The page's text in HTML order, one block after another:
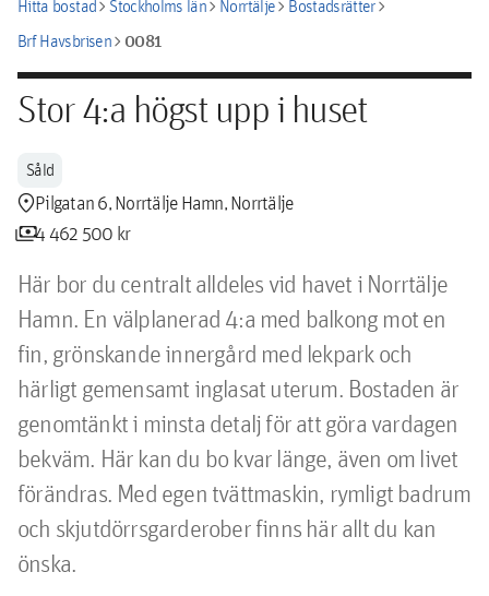
Hitta bostadchevron_rightStockholms länchevron_rightNorrtäljechevron_rightBostadsrätterchevron_right
Brf Havsbrisenchevron_right0081
Stor 4:a högst upp i huset
Såld
location_pinPilgatan 6, Norrtälje Hamn, Norrtälje
payments4 462 500 kr
Här bor du centralt alldeles vid havet i Norrtälje
Hamn. En välplanerad 4:a med balkong mot en
fin, grönskande innergård med lekpark och
härligt gemensamt inglasat uterum. Bostaden är
genomtänkt i minsta detalj för att göra vardagen
bekväm. Här kan du bo kvar länge, även om livet
förändras. Med egen tvättmaskin, rymligt badrum
och skjutdörrsgarderober finns här allt du kan
önska.